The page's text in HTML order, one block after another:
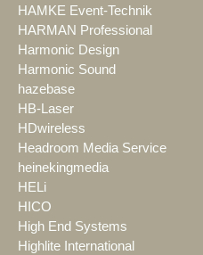
HAMKE Event-Technik
HARMAN Professional
Harmonic Design
Harmonic Sound
hazebase
HB-Laser
HDwireless
Headroom Media Service
heinekingmedia
HELi
HICO
High End Systems
Highlite International